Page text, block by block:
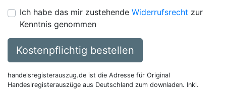
Ich habe das mir zustehende Widerrufsrecht zur
Kenntnis genommen
Kostenpflichtig bestellen
handelsregisterauszug.de ist die Adresse für Original
Handeslregisterauszüge aus Deutschland zum downladen. Inkl.